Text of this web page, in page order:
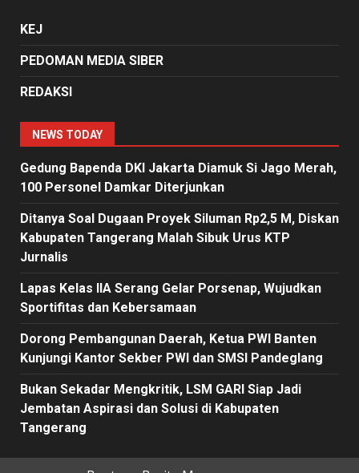
KEJ
PEDOMAN MEDIA SIBER
REDAKSI
NEWS TODAY
Gedung Bapenda DKI Jakarta Diamuk Si Jago Merah,
100 Personel Damkar Diterjunkan
Ditanya Soal Dugaan Proyek Siluman Rp2,5 M, Diskan
Kabupaten Tangerang Malah Sibuk Urus KTP
Jurnalis
Lapas Kelas IIA Serang Gelar Porsenap, Wujudkan
Sportifitas dan Kebersamaan
Dorong Pembangunan Daerah, Ketua PWI Banten
Kunjungi Kantor Sekber PWI dan SMSI Pandeglang
Bukan Sekadar Mengkritik, LSM GARI Siap Jadi
Jembatan Aspirasi dan Solusi di Kabupaten
Tangerang